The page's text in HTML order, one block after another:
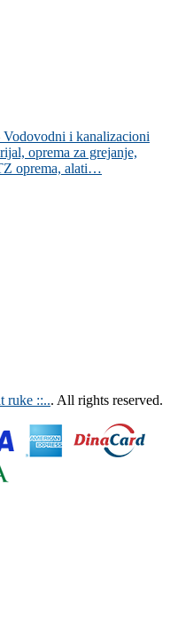
i kanalizacioni
oprema za grejanje,
oprema, alati…
ruke ::... All rights reserved.